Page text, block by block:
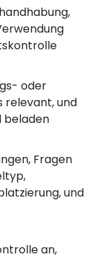
oder
relevant, und
beladen
Fragen
und
an,